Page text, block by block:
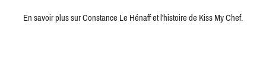
En savoir plus sur Constance Le Hénaff et l'histoire de Kiss My Chef.